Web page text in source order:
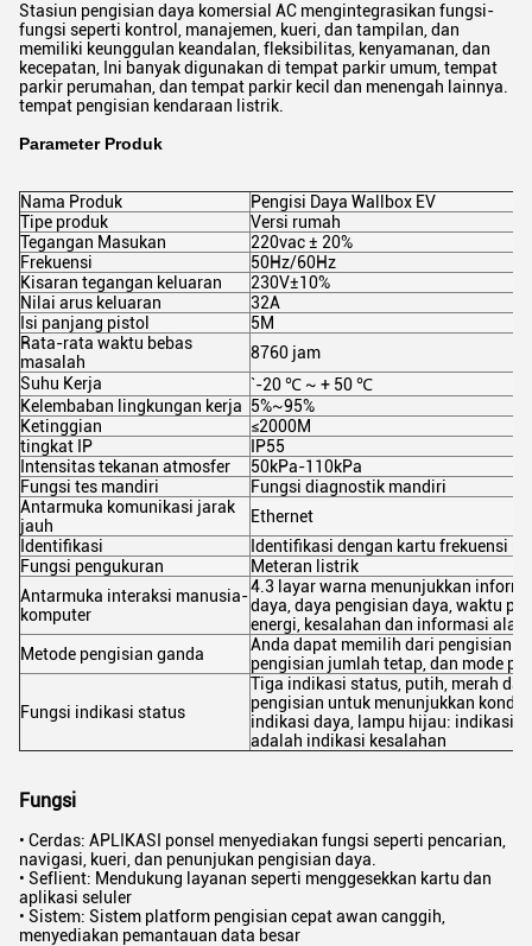
Stasiun pengisian daya komersial AC mengintegrasikan fungsi-
fungsi seperti kontrol, manajemen, kueri, dan tampilan, dan
memiliki keunggulan keandalan, fleksibilitas, kenyamanan, dan
kecepatan, Ini banyak digunakan di tempat parkir umum, tempat
parkir perumahan, dan tempat parkir kecil dan menengah lainnya.
tempat pengisian kendaraan listrik.
Parameter Produk
Nama Produk
Pengisi Daya Wallbox EV
Tipe produk
Versi rumah
Tegangan Masukan
220vac ± 20%
Frekuensi
50Hz/60Hz
Kisaran tegangan keluaran
230V±10%
Nilai arus keluaran
32A
Isi panjang pistol
5M
Rata-rata waktu bebas
masalah
8760 jam
Suhu Kerja
`-20 ℃ ~ + 50 ℃
Kelembaban lingkungan kerja 5%~95%
Ketinggian
≤2000M
tingkat IP
IP55
Intensitas tekanan atmosfer
50kPa-110kPa
Fungsi tes mandiri
Fungsi diagnostik mandiri
Antarmuka komunikasi jarak
jauh
Ethernet
Identifikasi
Identifikasi dengan kartu frekuensi
Fungsi pengukuran
Meteran listrik
Antarmuka interaksi manusia-
komputer
4.3 layar warna menunjukkan
daya, daya pengisian daya, waktu
energi, kesalahan dan informasi
Metode pengisian ganda
Anda dapat memilih dari pengisian
pengisian jumlah tetap, dan mode
Fungsi indikasi status
Tiga indikasi status, putih, merah
pengisian untuk menunjukkan
indikasi daya, lampu hijau: indikasi
adalah indikasi kesalahan
Fungsi
• Cerdas: APLIKASI ponsel menyediakan fungsi seperti pencarian,
navigasi, kueri, dan penunjukan pengisian daya.
• Seflient: Mendukung layanan seperti menggesekkan kartu dan
aplikasi seluler
• Sistem: Sistem platform pengisian cepat awan canggih,
menyediakan pemantauan data besar